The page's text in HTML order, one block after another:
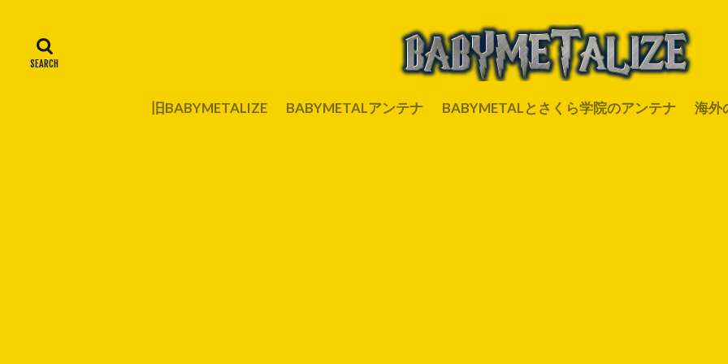
旧BABYMETALIZE BABYMETALアンテナ BABYMETALとさくら学院のアンテナ 海外